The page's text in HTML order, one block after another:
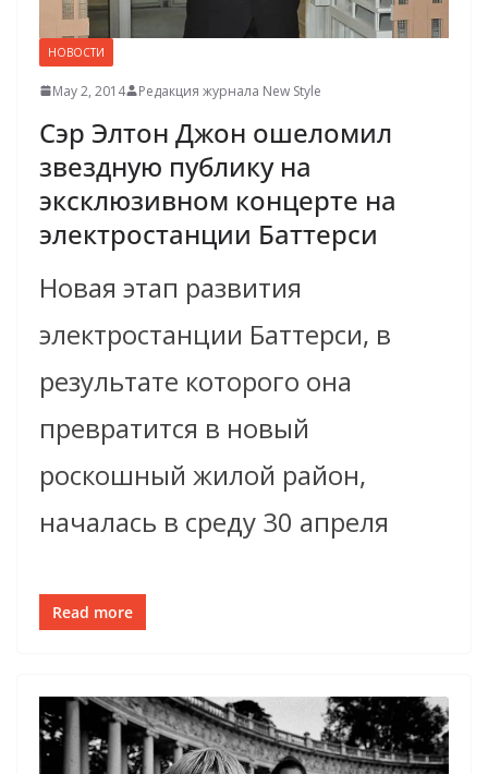
НОВОСТИ
May 2, 2014 Редакция журнала New Style
Сэр Элтон Джон ошеломил
звездную публику на
эксклюзивном концерте на
электростанции Баттерси
Новая этап развития
электростанции Баттерси, в
результате которого она
превратится в новый
роскошный жилой район,
началась в среду 30 апреля
Read more